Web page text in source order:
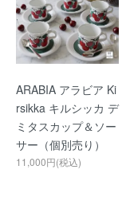
ARABIA アラビア Ki
rsikka キルシッカ デ
ミタスカップ＆ソー
サー（個別売り）
11,000円(税込)